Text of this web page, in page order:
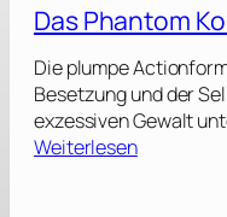
Das Phantom
Die plumpe
Besetzung und der
exzessiven Gewalt
Weiterlesen: